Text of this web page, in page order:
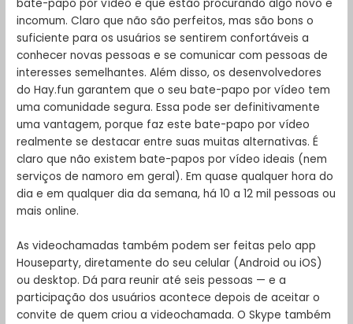
bate-papo por vídeo e que estão procurando algo novo e
incomum. Claro que não são perfeitos, mas são bons o
suficiente para os usuários se sentirem confortáveis a
conhecer novas pessoas e se comunicar com pessoas de
interesses semelhantes. Além disso, os desenvolvedores
do Hay.fun garantem que o seu bate-papo por vídeo tem
uma comunidade segura. Essa pode ser definitivamente
uma vantagem, porque faz este bate-papo por vídeo
realmente se destacar entre suas muitas alternativas. É
claro que não existem bate-papos por vídeo ideais (nem
serviços de namoro em geral). Em quase qualquer hora do
dia e em qualquer dia da semana, há 10 a 12 mil pessoas ou
mais online.
As videochamadas também podem ser feitas pelo app
Houseparty, diretamente do seu celular (Android ou iOS)
ou desktop. Dá para reunir até seis pessoas — e a
participação dos usuários acontece depois de aceitar o
convite de quem criou a videochamada. O Skype também